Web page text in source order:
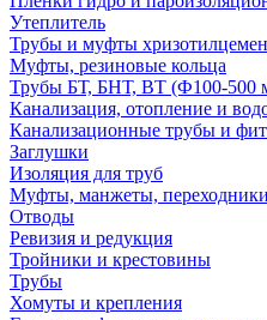
Утеплитель
Трубы и муфты
Муфты, резиновые кольца
Трубы БТ, БНТ, ВТ (Ф100-500
Канализация, отопление и
Канализационные трубы и
Заглушки
Изоляция для труб
Муфты, манжеты,
Отводы
Ревизия и редукция
Тройники и крестовины
Трубы
Хомуты и крепления